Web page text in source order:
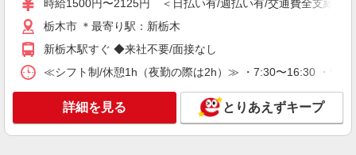
時給1500円〜2125円 ＜日払い有/週払い有/交
通費全支給(ガソリン代含む)＞
キープ 詳細を見る
株式会社トラストグロース 新宿本社 第3営業部
時給1500円〜2125円 ＜日払い有/週払い有/交通費全支給(ガ
栃木市 ＊最寄り駅：新栃木
新栃木駅すぐ ◆来社不要/面接なし
≪シフト制/休憩1h（夜勤の際は2h）≫ ・7:30〜16:30 ・
詳細を見る とりあえずキープ